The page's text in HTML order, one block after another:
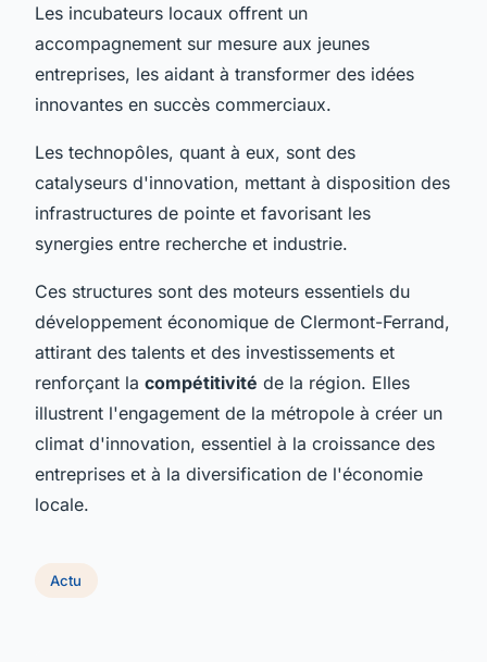
Les incubateurs locaux offrent un
accompagnement sur mesure aux jeunes
entreprises, les aidant à transformer des idées
innovantes en succès commerciaux.
Les technopôles, quant à eux, sont des
catalyseurs d'innovation, mettant à disposition des
infrastructures de pointe et favorisant les
synergies entre recherche et industrie.
Ces structures sont des moteurs essentiels du
développement économique de Clermont-Ferrand,
attirant des talents et des investissements et
renforçant la compétitivité de la région. Elles
illustrent l'engagement de la métropole à créer un
climat d'innovation, essentiel à la croissance des
entreprises et à la diversification de l'économie
locale.
Actu